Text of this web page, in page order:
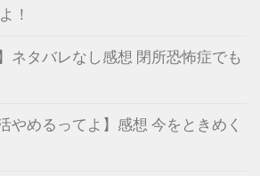
！
ネタバレなし感想 閉所恐怖症でも
やめるってよ】感想 今をときめく